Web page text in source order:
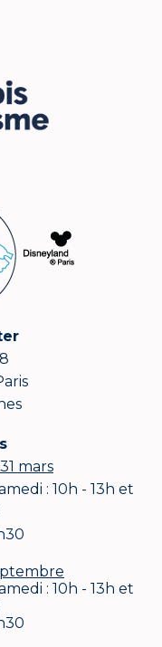
mars
: 10h - 13h et
: 10h - 13h et